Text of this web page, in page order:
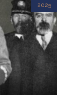
2025